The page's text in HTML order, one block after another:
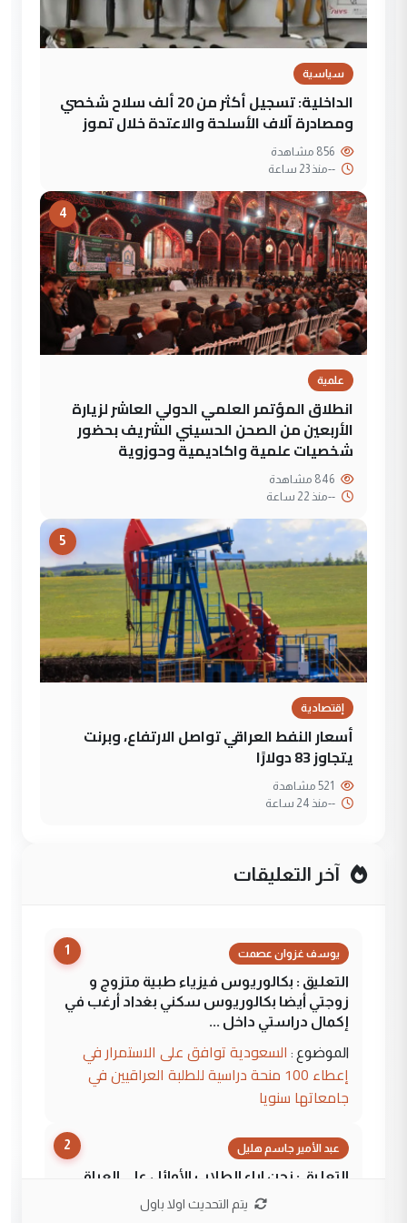
سياسية
الداخلية: تسجيل أكثر من 20 ألف سلاح شخصي
ومصادرة آلاف الأسلحة والاعتدة خلال تموز
--منذ 23 ساعة
4
علمية
انطلاق المؤتمر العلمي الدولي العاشر لزيارة
الأربعين من الصحن الحسيني الشريف بحضور
شخصيات علمية واكاديمية وحوزوية
--منذ 22 ساعة
5
إقتصادية
أسعار النفط العراقي تواصل الارتفاع، وبرنت
يتجاوز 83 دولارًا
--منذ 24 ساعة
آخر التعليقات
1 يوسف غزوان عصمت
التعليق : بكالوريوس فيزياء طبية متزوج و
زوجتي أيضا بكالوريوس سكني بغداد أرغب في
إكمال دراستي داخل ...
الموضوع : السعودية توافق على الاستمرار في
إعطاء 100 منحة دراسية للطلبة العراقيين في
جامعاتها سنويا
2 عبد الأمير جاسم هليل
التعليق : نحن اباء الطلاب الأوائل على العراق
نتشرف بلقاء السيد احمد الصافي في العتبات
يتم التحديث اولا باول